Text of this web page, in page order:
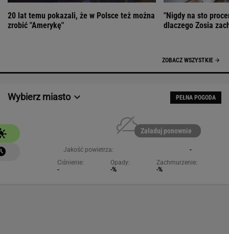
20 lat temu pokazali, że w Polsce też można
zrobić "Amerykę"
"Nigdy na sto
dlaczego Zosia
ZOBACZ WSZYSTKIE
Wybierz miasto PEŁNA POGODA
Załaduj ponownie
Jakość powietrza:
-
Ciśnienie:
-
Opady:
-%
Zachmurzenie:
-%